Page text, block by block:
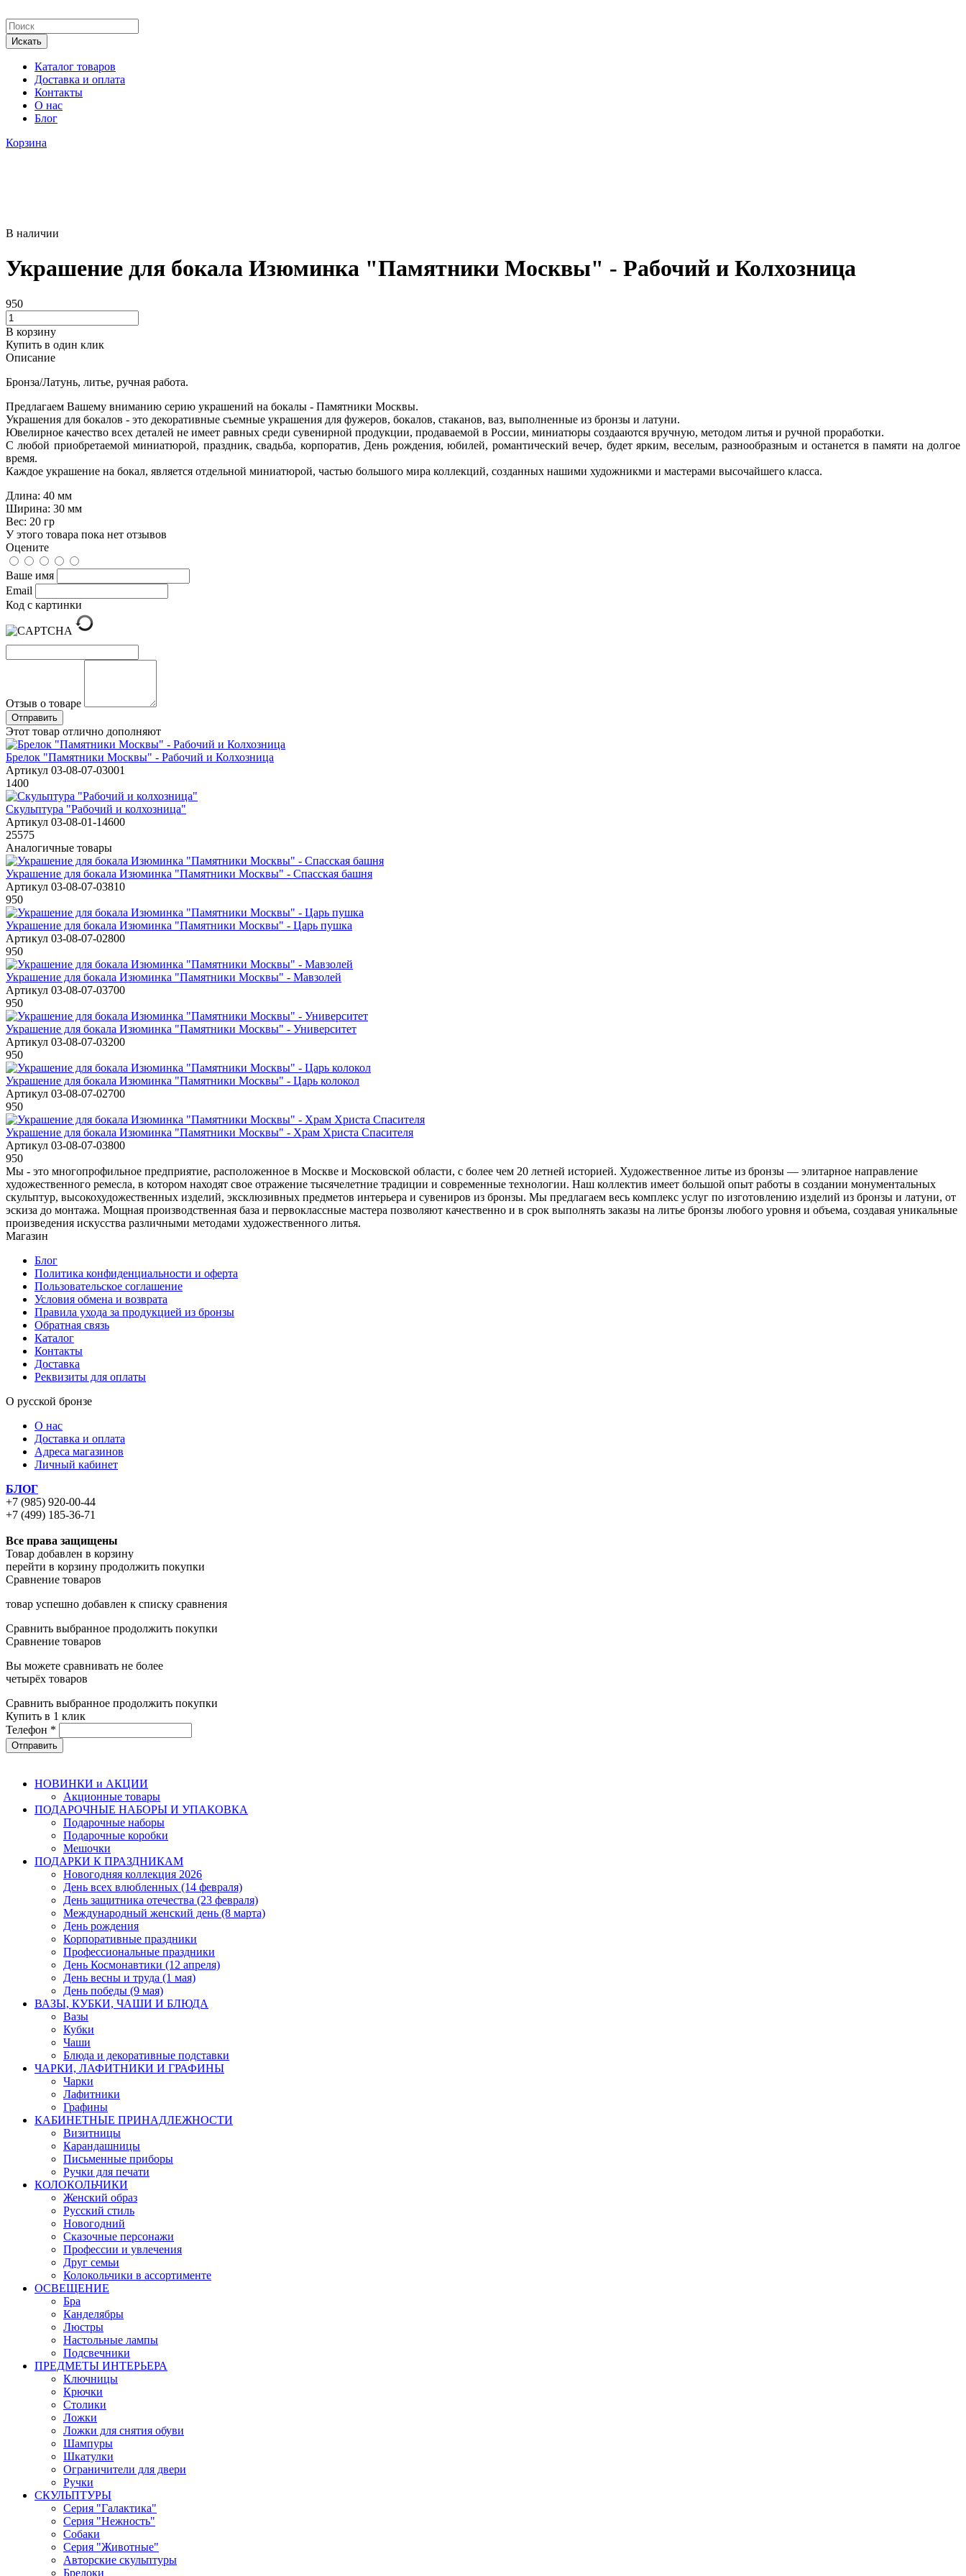
Каталог товаров
Доставка и оплата
Контакты
О нас
Блог
Корзина
В наличии
Украшение для бокала Изюминка "Памятники Москвы" - Рабочий и Колхозница
950
В корзину
Купить в один клик
Описание
Бронза/Латунь, литье, ручная работа.
Предлагаем Вашему вниманию серию украшений на бокалы - Памятники Москвы.
Украшения для бокалов - это декоративные съемные украшения для фужеров, бокалов, стаканов, ваз, выполненные из бронзы и латуни.
Ювелирное качество всех деталей не имеет равных среди сувенирной продукции, продаваемой в России, миниатюры создааются вручную, методом литья и ручной проработки.
С любой приобретаемой миниатюрой, праздник, свадьба, корпоратив, День рождения, юбилей, романтический вечер, будет ярким, веселым, разнообразным и останется в памяти на долгое
время.
Каждое украшение на бокал, является отдельной миниатюрой, частью большого мира коллекций, созданных нашими художникми и мастерами высочайшего класса.
Длина: 40 мм
Ширина: 30 мм
Вес: 20 гр
У этого товара пока нет отзывов
Оцените
Ваше имя
Email
Код с картинки
Отзыв о товаре
Этот товар отлично дополняют
Брелок "Памятники Москвы" - Рабочий и Колхозница
Артикул 03-08-07-03001
1400
Скульптура "Рабочий и колхозница"
Артикул 03-08-01-14600
25575
Аналогичные товары
Украшение для бокала Изюминка "Памятники Москвы" - Спасская башня
Артикул 03-08-07-03810
950
Украшение для бокала Изюминка "Памятники Москвы" - Царь пушка
Артикул 03-08-07-02800
950
Украшение для бокала Изюминка "Памятники Москвы" - Мавзолей
Артикул 03-08-07-03700
950
Украшение для бокала Изюминка "Памятники Москвы" - Университет
Артикул 03-08-07-03200
950
Украшение для бокала Изюминка "Памятники Москвы" - Царь колокол
Артикул 03-08-07-02700
950
Украшение для бокала Изюминка "Памятники Москвы" - Храм Христа Спасителя
Артикул 03-08-07-03800
950
Мы - это многопрофильное предприятие, расположенное в Москве и Московской области, с более чем 20 летней историей. Художественное литье из бронзы — элитарное направление
художественного ремесла, в котором находят свое отражение тысячелетние традиции и современные технологии. Наш коллектив имеет большой опыт работы в создании монументальных
скульптур, высокохудожественных изделий, эксклюзивных предметов интерьера и сувениров из бронзы. Мы предлагаем весь комплекс услуг по изготовлению изделий из бронзы и латуни, от
эскиза до монтажа. Мощная производственная база и первоклассные мастера позволяют качественно и в срок выполнять заказы на литье бронзы любого уровня и объема, создавая уникальные
произведения искусства различными методами художественного литья.
Магазин
Блог
Политика конфиденциальности и оферта
Пользовательское соглашение
Условия обмена и возврата
Правила ухода за продукцией из бронзы
Обратная связь
Каталог
Контакты
Доставка
Реквизиты для оплаты
О русской бронзе
О нас
Доставка и оплата
Адреса магазинов
Личный кабинет
БЛОГ
+7 (985) 920-00-44
+7 (499) 185-36-71
Все права защищены
Товар добавлен в корзину
перейти в корзину продолжить покупки
Сравнение товаров
товар успешно добавлен к списку сравнения
Сравнить выбранное продолжить покупки
Сравнение товаров
Вы можете сравнивать не более
четырёх товаров
Сравнить выбранное продолжить покупки
Купить в 1 клик
Телефон *
НОВИНКИ и АКЦИИ
Акционные товары
ПОДАРОЧНЫЕ НАБОРЫ И УПАКОВКА
Подарочные наборы
Подарочные коробки
Мешочки
ПОДАРКИ К ПРАЗДНИКАМ
Новогодняя коллекция 2026
День всех влюбленных (14 февраля)
День защитника отечества (23 февраля)
Международный женский день (8 марта)
День рождения
Корпоративные праздники
Профессиональные праздники
День Космонавтики (12 апреля)
День весны и труда (1 мая)
День победы (9 мая)
ВАЗЫ, КУБКИ, ЧАШИ И БЛЮДА
Вазы
Кубки
Чаши
Блюда и декоративные подставки
ЧАРКИ, ЛАФИТНИКИ И ГРАФИНЫ
Чарки
Лафитники
Графины
КАБИНЕТНЫЕ ПРИНАДЛЕЖНОСТИ
Визитницы
Карандашницы
Письменные приборы
Ручки для печати
КОЛОКОЛЬЧИКИ
Женский образ
Русский стиль
Новогодний
Сказочные персонажи
Профессии и увлечения
Друг семьи
Колокольчики в ассортименте
ОСВЕЩЕНИЕ
Бра
Канделябры
Люстры
Настольные лампы
Подсвечники
ПРЕДМЕТЫ ИНТЕРЬЕРА
Ключницы
Крючки
Столики
Ложки
Ложки для снятия обуви
Шампуры
Шкатулки
Ограничители для двери
Ручки
СКУЛЬПТУРЫ
Серия "Галактика"
Серия "Нежность"
Собаки
Серия "Животные"
Авторские скульптуры
Брелоки